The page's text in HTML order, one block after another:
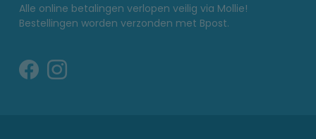
Alle online betalingen verlopen veilig via Mollie!
Bestellingen worden verzonden met Bpost.